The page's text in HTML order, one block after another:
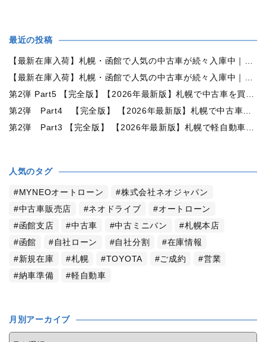
最近の投稿
【最新在庫入荷】札幌・函館で人気の中古車が続々入庫中｜早い者勝ち！【トヨタ ヴォクシー2.0ZS煌Ⅱ 4WD】
【最新在庫入荷】札幌・函館で人気の中古車が続々入庫中｜早い者勝ち！【ダイハツ タント660カスタムX 4WD】
第2弾 Part5 【完全版】【2026年最新版】札幌で中古車を買うなら何月がおすすめ？狙い目の時期・冬前に買うメリットを徹底解説
第2弾 Part4 【完全版】 【2026年最新版】札幌で中古車を買うなら2WDと4WDどっち？北海道の雪道・燃費・価格・維持費を徹底比較
第2弾 Part3 【完全版】 【2026年最新版】札幌で軽自動車を持つと月々いくら？維持費・ガソリン・保険・車検・冬タイヤまで徹底解説
人気のタグ
MYNEOオートローン
株式会社ネオジャパン
中古車販売店
ネオドライブ
オートローン
函館支店
中古車 中古ミニバン
札幌本店
函館
自社ローン 自社分割
在庫情報
新規在庫
札幌 TOYOTA ご成約
営業
納車準備
軽自動車
月別アーカイブ